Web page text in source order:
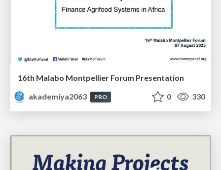
16th Malabo Montpellier Forum Presentation
akademiya2063
PRO 0 330